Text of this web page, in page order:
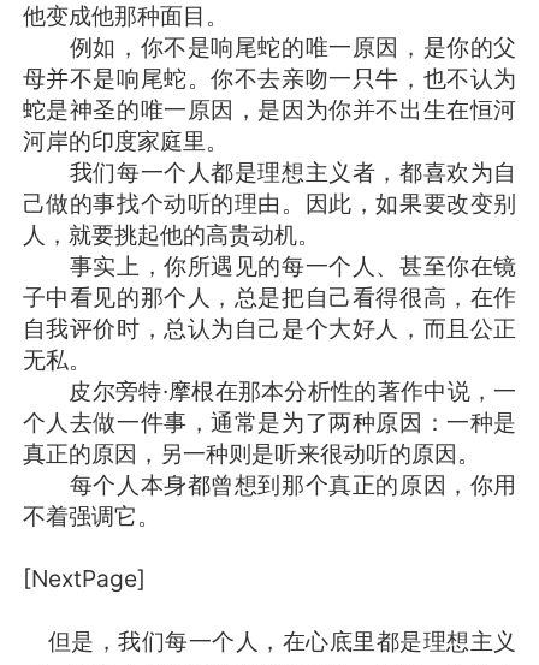
他变成他那种面目。
例如，你不是响尾蛇的唯一原因，是你的父
母并不是响尾蛇。你不去亲吻一只牛，也不认为
蛇是神圣的唯一原因，是因为你并不出生在恒河
河岸的印度家庭里。
我们每一个人都是理想主义者，都喜欢为自
己做的事找个动听的理由。因此，如果要改变别
人，就要挑起他的高贵动机。
事实上，你所遇见的每一个人、甚至你在镜
子中看见的那个人，总是把自己看得很高，在作
自我评价时，总认为自己是个大好人，而且公正
无私。
皮尔旁特·摩根在那本分析性的著作中说，一
个人去做一件事，通常是为了两种原因：一种是
真正的原因，另一种则是听来很动听的原因。
每个人本身都曾想到那个真正的原因，你用
不着强调它。
[NextPage]
但是，我们每一个人，在心底里都是理想主义